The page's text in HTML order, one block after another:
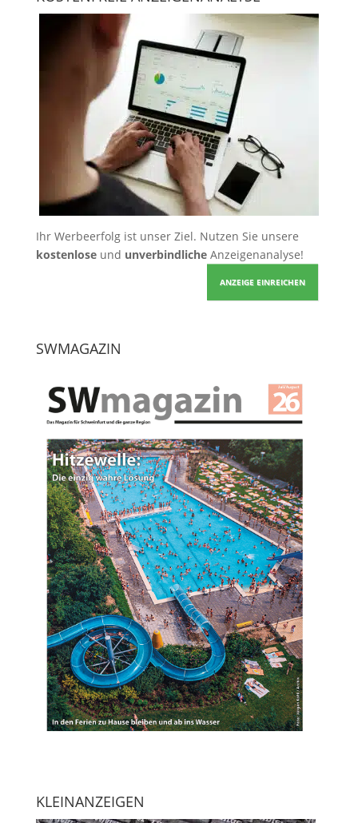
Ihr Werbeerfolg ist unser Ziel. Nutzen Sie unsere
kostenloseund unverbindlicheAnzeigenanalyse!
ANZEIGE EINREICHEN
SWMAGAZIN
KLEINANZEIGEN